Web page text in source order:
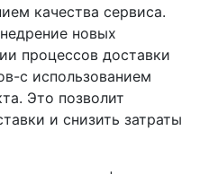
качества сервиса.
новых
процессов доставки
с использованием
Это позволит
и снизить затраты